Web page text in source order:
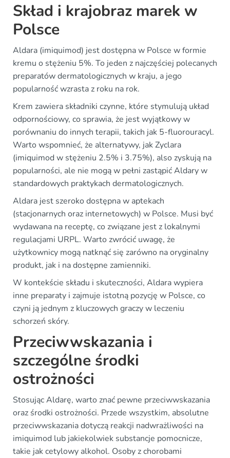
Skład i krajobraz marek w
Polsce
Aldara (imiquimod) jest dostępna w Polsce w formie
kremu o stężeniu 5%. To jeden z najczęściej polecanych
preparatów dermatologicznych w kraju, a jego
popularność wzrasta z roku na rok.
Krem zawiera składniki czynne, które stymulują układ
odpornościowy, co sprawia, że jest wyjątkowy w
porównaniu do innych terapii, takich jak 5-fluorouracyl.
Warto wspomnieć, że alternatywy, jak Zyclara
(imiquimod w stężeniu 2.5% i 3.75%), also zyskują na
popularności, ale nie mogą w pełni zastąpić Aldary w
standardowych praktykach dermatologicznych.
Aldara jest szeroko dostępna w aptekach
(stacjonarnych oraz internetowych) w Polsce. Musi być
wydawana na receptę, co związane jest z lokalnymi
regulacjami URPL. Warto zwrócić uwagę, że
użytkownicy mogą natknąć się zarówno na oryginalny
produkt, jak i na dostępne zamienniki.
W kontekście składu i skuteczności, Aldara wypiera
inne preparaty i zajmuje istotną pozycję w Polsce, co
czyni ją jednym z kluczowych graczy w leczeniu
schorzeń skóry.
Przeciwwskazania i
szczególne środki
ostrożności
Stosując Aldarę, warto znać pewne przeciwwskazania
oraz środki ostrożności. Przede wszystkim, absolutne
przeciwwskazania dotyczą reakcji nadwrażliwości na
imiquimod lub jakiekolwiek substancje pomocnicze,
takie jak cetylowy alkohol. Osoby z chorobami